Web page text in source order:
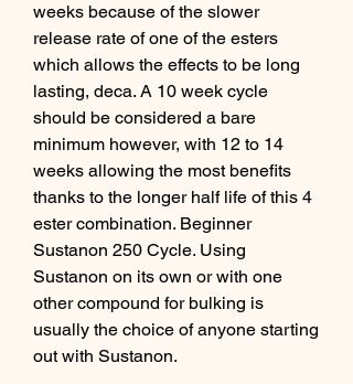
weeks because of the slower
release rate of one of the esters
which allows the effects to be long
lasting, deca. A 10 week cycle
should be considered a bare
minimum however, with 12 to 14
weeks allowing the most benefits
thanks to the longer half life of this 4
ester combination. Beginner
Sustanon 250 Cycle. Using
Sustanon on its own or with one
other compound for bulking is
usually the choice of anyone starting
out with Sustanon.